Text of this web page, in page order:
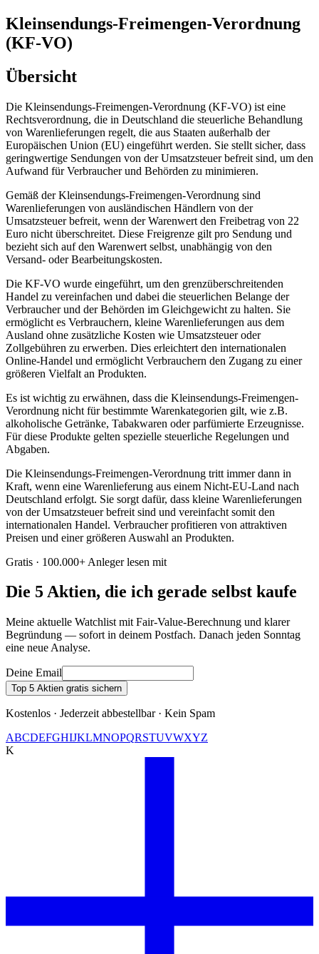
Kleinsendungs-Freimengen-Verordnung
(KF-VO)
Übersicht
Die Kleinsendungs-Freimengen-Verordnung (KF-VO) ist eine
Rechtsverordnung, die in Deutschland die steuerliche Behandlung
von Warenlieferungen regelt, die aus Staaten außerhalb der
Europäischen Union (EU) eingeführt werden. Sie stellt sicher, dass
geringwertige Sendungen von der Umsatzsteuer befreit sind, um den
Aufwand für Verbraucher und Behörden zu minimieren.
Gemäß der Kleinsendungs-Freimengen-Verordnung sind
Warenlieferungen von ausländischen Händlern von der
Umsatzsteuer befreit, wenn der Warenwert den Freibetrag von 22
Euro nicht überschreitet. Diese Freigrenze gilt pro Sendung und
bezieht sich auf den Warenwert selbst, unabhängig von den
Versand- oder Bearbeitungskosten.
Die KF-VO wurde eingeführt, um den grenzüberschreitenden
Handel zu vereinfachen und dabei die steuerlichen Belange der
Verbraucher und der Behörden im Gleichgewicht zu halten. Sie
ermöglicht es Verbrauchern, kleine Warenlieferungen aus dem
Ausland ohne zusätzliche Kosten wie Umsatzsteuer oder
Zollgebühren zu erwerben. Dies erleichtert den internationalen
Online-Handel und ermöglicht Verbrauchern den Zugang zu einer
größeren Vielfalt an Produkten.
Es ist wichtig zu erwähnen, dass die Kleinsendungs-Freimengen-
Verordnung nicht für bestimmte Warenkategorien gilt, wie z.B.
alkoholische Getränke, Tabakwaren oder parfümierte Erzeugnisse.
Für diese Produkte gelten spezielle steuerliche Regelungen und
Abgaben.
Die Kleinsendungs-Freimengen-Verordnung tritt immer dann in
Kraft, wenn eine Warenlieferung aus einem Nicht-EU-Land nach
Deutschland erfolgt. Sie sorgt dafür, dass kleine Warenlieferungen
von der Umsatzsteuer befreit sind und vereinfacht somit den
internationalen Handel. Verbraucher profitieren von attraktiven
Preisen und einer größeren Auswahl an Produkten.
Gratis · 100.000+ Anleger lesen mit
Die 5 Aktien, die ich gerade selbst kaufe
Meine aktuelle Watchlist mit Fair-Value-Berechnung und klarer
Begründung — sofort in deinem Postfach. Danach jeden Sonntag
eine neue Analyse.
Deine Email
Top 5 Aktien gratis sichern
Kostenlos · Jederzeit abbestellbar · Kein Spam
ABCDEFGHIJKLMNOPQRSTUVWXYZ
K